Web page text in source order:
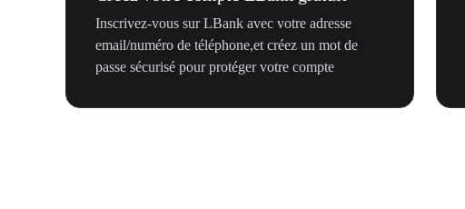
Inscrivez-vous sur LBank avec votre adresse
email/numéro de téléphone,et créez un mot de
passe sécurisé pour protéger votre compte